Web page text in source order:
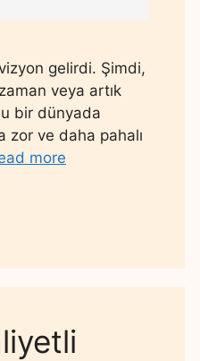
gelirdi. Şimdi,
veya artık
bir dünyada
zor ve daha pahalı
more